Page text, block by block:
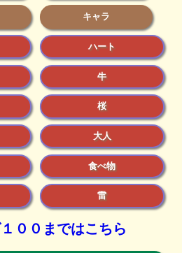
キャラ
ハート
牛
桜
大人
食べ物
雷
００まではこちら